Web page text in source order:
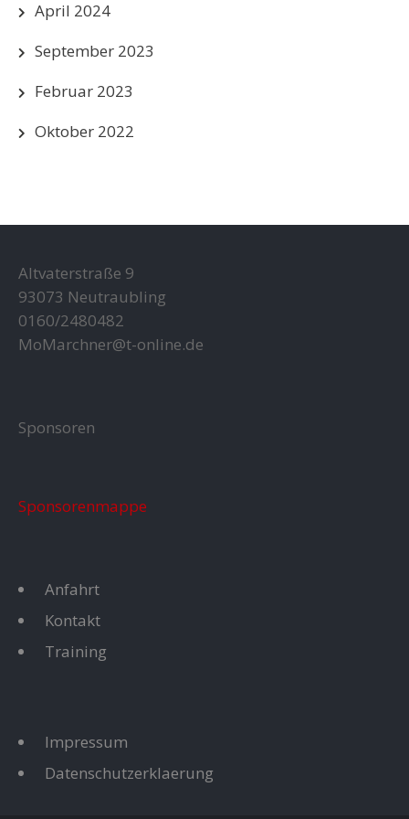
April 2024
September 2023
Februar 2023
Oktober 2022
Altvaterstraße 9
93073 Neutraubling
0160/2480482
MoMarchner@t-online.de
Sponsoren
Sponsorenmappe
Anfahrt
Kontakt
Training
Impressum
Datenschutzerklaerung